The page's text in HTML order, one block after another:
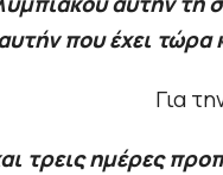
που έχει
Για
τρεις ημέρες